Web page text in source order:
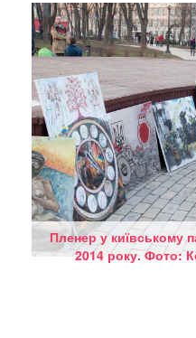
Пленер у київському
2014 року. Фото:
Пленер у київському
2014 року. Фото: